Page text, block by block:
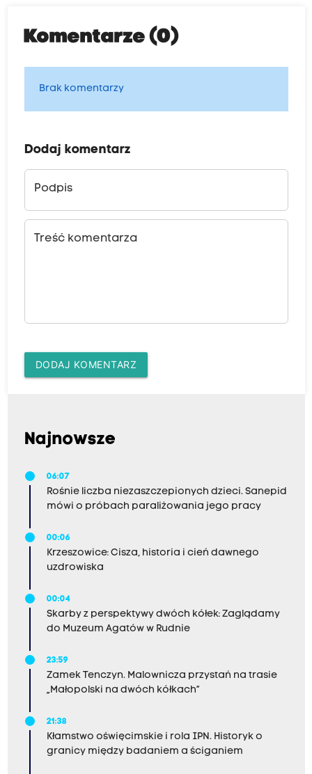
Komentarze (0)
Brak komentarzy
Dodaj komentarz
Podpis
Treść komentarza
DODAJ KOMENTARZ
Najnowsze
06:07
Rośnie liczba niezaszczepionych dzieci. Sanepid
mówi o próbach paraliżowania jego pracy
00:06
Krzeszowice: Cisza, historia i cień dawnego
uzdrowiska
00:04
Skarby z perspektywy dwóch kółek: Zaglądamy
do Muzeum Agatów w Rudnie
23:59
Zamek Tenczyn. Malownicza przystań na trasie
„Małopolski na dwóch kółkach”
21:38
Kłamstwo oświęcimskie i rola IPN. Historyk o
granicy między badaniem a ściganiem